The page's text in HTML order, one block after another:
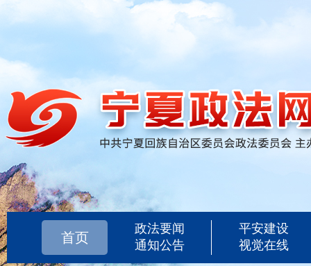
首页
政法要闻
通知公告
平安建设
视觉在线